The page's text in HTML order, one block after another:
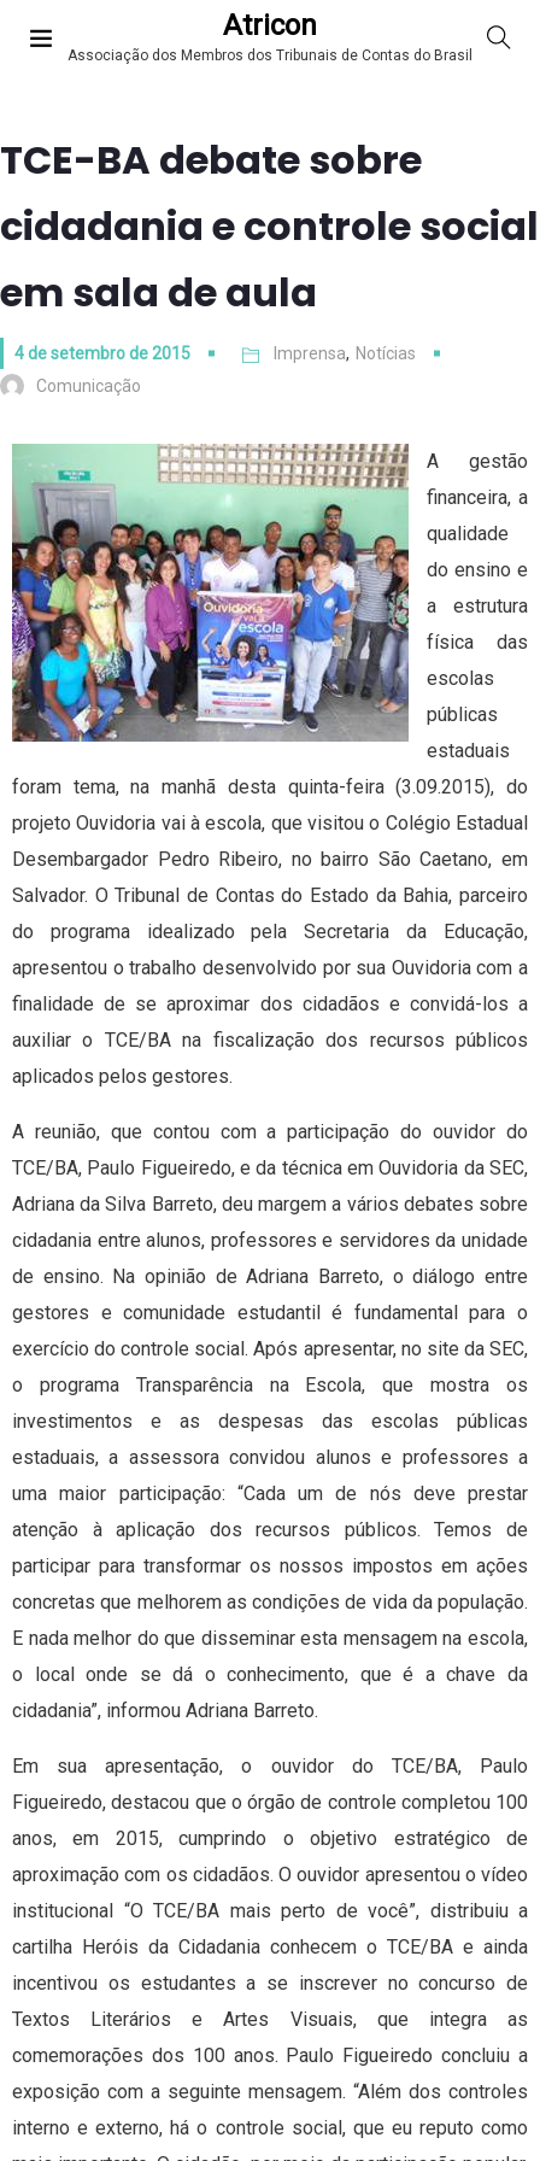
Atricon
Associação dos Membros dos Tribunais de Contas do Brasil
TCE-BA debate sobre
cidadania e controle social
em sala de aula
4 de setembro de 2015 Imprensa, Notícias
Comunicação
A gestão
financeira, a
qualidade
do ensino e
a estrutura
física das
escolas
públicas
estaduais
foram tema, na manhã desta quinta-feira (3.09.2015), do
projeto Ouvidoria vai à escola, que visitou o Colégio Estadual
Desembargador Pedro Ribeiro, no bairro São Caetano, em
Salvador. O Tribunal de Contas do Estado da Bahia, parceiro
do programa idealizado pela Secretaria da Educação,
apresentou o trabalho desenvolvido por sua Ouvidoria com a
finalidade de se aproximar dos cidadãos e convidá-los a
auxiliar o TCE/BA na fiscalização dos recursos públicos
aplicados pelos gestores.
A reunião, que contou com a participação do ouvidor do
TCE/BA, Paulo Figueiredo, e da técnica em Ouvidoria da SEC,
Adriana da Silva Barreto, deu margem a vários debates sobre
cidadania entre alunos, professores e servidores da unidade
de ensino. Na opinião de Adriana Barreto, o diálogo entre
gestores e comunidade estudantil é fundamental para o
exercício do controle social. Após apresentar, no site da SEC,
o programa Transparência na Escola, que mostra os
investimentos e as despesas das escolas públicas
estaduais, a assessora convidou alunos e professores a
uma maior participação: “Cada um de nós deve prestar
atenção à aplicação dos recursos públicos. Temos de
participar para transformar os nossos impostos em ações
concretas que melhorem as condições de vida da população.
E nada melhor do que disseminar esta mensagem na escola,
o local onde se dá o conhecimento, que é a chave da
cidadania”, informou Adriana Barreto.
Em sua apresentação, o ouvidor do TCE/BA, Paulo
Figueiredo, destacou que o órgão de controle completou 100
anos, em 2015, cumprindo o objetivo estratégico de
aproximação com os cidadãos. O ouvidor apresentou o vídeo
institucional “O TCE/BA mais perto de você”, distribuiu a
cartilha Heróis da Cidadania conhecem o TCE/BA e ainda
incentivou os estudantes a se inscrever no concurso de
Textos Literários e Artes Visuais, que integra as
comemorações dos 100 anos. Paulo Figueiredo concluiu a
exposição com a seguinte mensagem. “Além dos controles
interno e externo, há o controle social, que eu reputo como